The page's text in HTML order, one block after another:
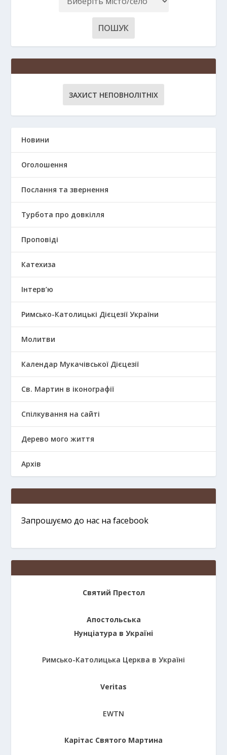
ЗАХИСТ НЕПОВНОЛІТНІХ
Новини
Оголошення
Послання та звернення
Турбота про довкілля
Проповіді
Катехиза
Інтерв’ю
Римсько-Католицькі Дієцезії України
Молитви
Календар Мукачівської Дієцезії
Св. Мартин в іконографії
Спілкування на сайті
Дерево мого життя
Архів
Запрошуємо до нас на facebook
Святий Престол
Апостольська
Нунціатура в Україні
Римсько-Католицька Церква в Україні
Veritas
EWTN
Карітас Святого Мартина